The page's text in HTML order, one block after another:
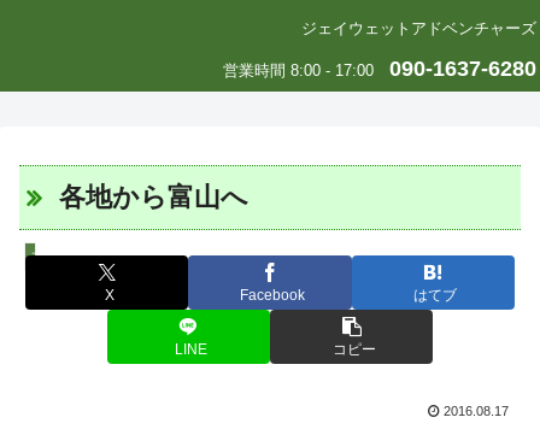
ジェイウェットアドベンチャーズ
営業時間 8:00 - 17:00 090-1637-6280
各地から富山へ
スタッフツアー日誌
X Facebook はてブ
LINE コピー
2016.08.17